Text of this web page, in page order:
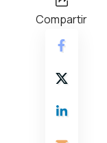
Compartir